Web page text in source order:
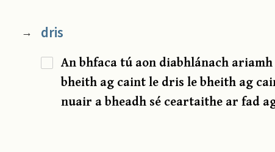
→ dris
An bhfaca tú aon diabhlánach
bheith ag caint le dris le bheith ag
nuair a bheadh sé ceartaithe ar fad